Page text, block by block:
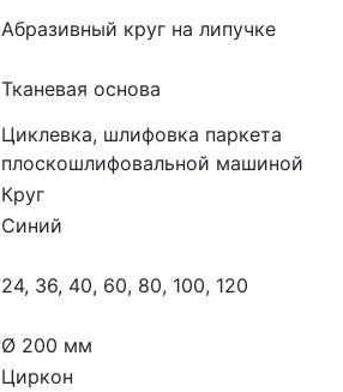
Абразивный круг на липучке
Тканевая основа
Циклевка, шлифовка паркета
плоскошлифовальной машиной
Круг
Синий
24, 36, 40, 60, 80, 100, 120
Ø 200 мм
Циркон